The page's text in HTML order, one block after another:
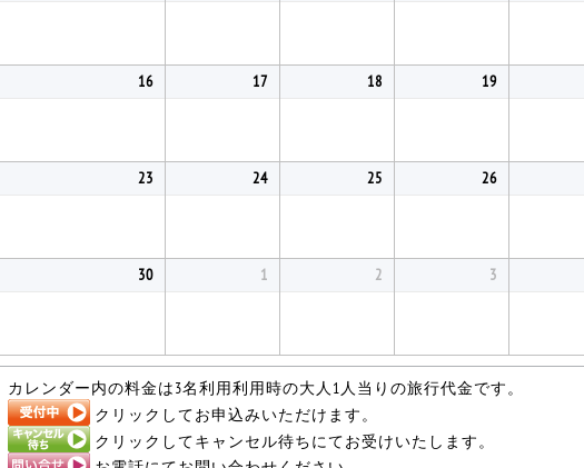
16 17 18 19
23 24 25 26
30 1 2 3
カレンダー内の料金は3名利用利用時の大人1人当りの旅行代金です。
クリックしてお申込みいただけます。
クリックしてキャンセル待ちにてお受けいたします。